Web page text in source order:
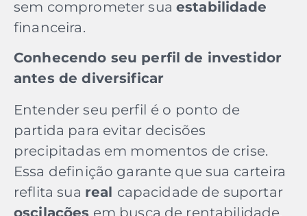
sem comprometer sua estabilidade
financeira.
Conhecendo seu perfil de investidor
antes de diversificar
Entender seu perfil é o ponto de
partida para evitar decisões
precipitadas em momentos de crise.
Essa definição garante que sua carteira
reflita sua real capacidade de suportar
oscilações em busca de rentabilidade.